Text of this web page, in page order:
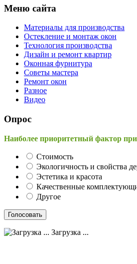
Меню сайта
Материалы для производства
Остекление и монтаж окон
Технология производства
Дизайн и ремонт квартир
Оконная фурнитура
Советы мастера
Ремонт окон
Разное
Видео
Опрос
Наиболее приоритетный фактор
Стоимость
Экологичность и свойства
Эстетика и красота
Качественные
Другое
Загрузка ...